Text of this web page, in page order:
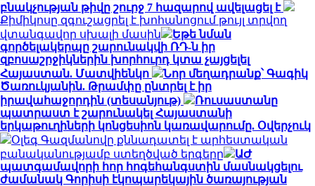
բնակչության թիվը շուրջ 7 հազարով ավելացել է
Քիմիկոսը զգուշացրել է խոհանոցում թույլ տրվող
վտանգավոր սխալի մասին
Եթե նման
գործելակերպը շարունակվի ՌԴ-ն իր
զբոսաշրջիկներին խորհուրդ կտա չայցելել
Հայաստան. Մատվիենկո
Նոր մեղադրանք՝ Գագիկ
Ծառուկյանին. Թրամփը ընտրել է իր
իրավահաջորդին (տեսանյութ)
Ռուսաստանը
պատրաստ է շարունակել Հայաստանի
երկաթուղիների կոնցեսիոն կառավարումը. Օվերչուկ
Օլեգ Գազմանովը քննադատել է արհեստական
բանականությամբ ստեղծված երգերը
ԱԺ
պատգամավորի հոր հոգեհանգստին մասնակցելու
ժամանակ Գորիսի էկոպարեկային ծառայության